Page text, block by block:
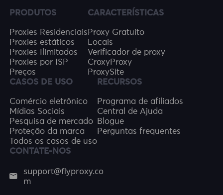
PRODUTOS
Proxies Residenciais
Proxies estáticos
Proxies Ilimitados
Proxies por ISP
Preços
CARACTERÍSTICAS
Proxy Gratuito
Locais
Verificador de proxy
CroxyProxy
ProxySite
CASOS DE USO
Comércio eletrônico
Mídias Sociais
Pesquisa de mercado
Proteção da marca
Todos os casos de uso
RECURSOS
Programa de afiliados
Central de Ajuda
Blogue
Perguntas frequentes
CONTATE-NOS
support@flyproxy.co
m